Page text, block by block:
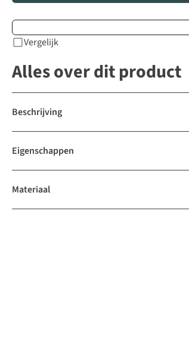
Vergelijk
Alles over dit product
Beschrijving
Eigenschappen
Materiaal